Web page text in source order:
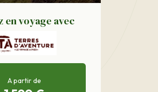
en voyage avec
A partir de